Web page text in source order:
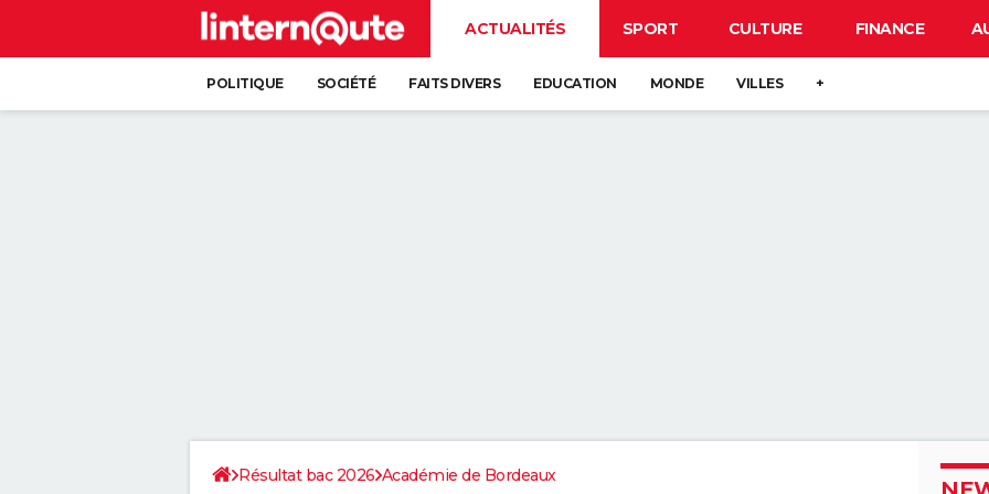
ACTUALITÉS SPORT CULTURE FINANCE
POLITIQUE SOCIÉTÉ FAITS DIVERS EDUCATION MONDE VILLES +
Résultat bac 2026 Académie de Bordeaux